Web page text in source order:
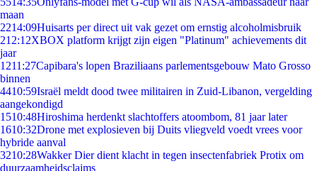
maan
2214:09Huisarts per direct uit vak gezet om ernstig alcoholmisbruik
212:12XBOX platform krijgt zijn eigen "Platinum" achievements dit
jaar
1211:27Capibara's lopen Braziliaans parlementsgebouw Mato Grosso
binnen
4410:59Israël meldt dood twee militairen in Zuid-Libanon, vergelding
aangekondigd
1510:48Hiroshima herdenkt slachtoffers atoombom, 81 jaar later
1610:32Drone met explosieven bij Duits vliegveld voedt vrees voor
hybride aanval
3210:28Wakker Dier dient klacht in tegen insectenfabriek Protix om
duurzaamheidsclaims